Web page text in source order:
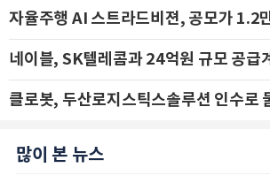
네이블, SK텔레콤과 24억원 규모 공급
많이 본 뉴스